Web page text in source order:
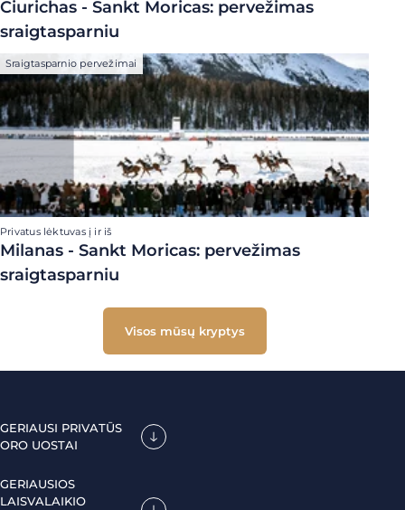
Ciurichas - Sankt Moricas: pervežimas
sraigtasparniu
Sraigtasparnio pervežimai
Privatus lėktuvas į ir iš
Milanas - Sankt Moricas: pervežimas
sraigtasparniu
Visos mūsų kryptys
GERIAUSI PRIVATŪS
ORO UOSTAI
GERIAUSIOS
LAISVALAIKIO